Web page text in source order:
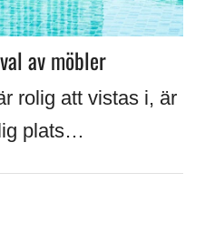
av möbler
rolig att vistas i, är
plats…